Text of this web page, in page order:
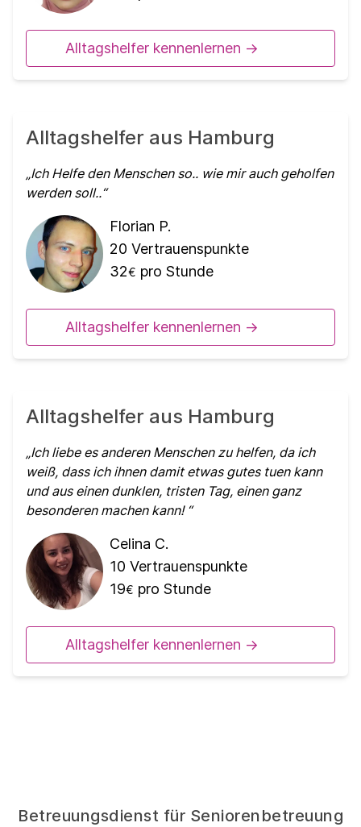
Alltagshelfer kennenlernen ->
Alltagshelfer aus Hamburg
Ich Helfe den Menschen so.. wie mir auch geholfen
werden soll..
Florian P.
20 Vertrauenspunkte
32€ pro Stunde
Alltagshelfer kennenlernen ->
Alltagshelfer aus Hamburg
Ich liebe es anderen Menschen zu helfen, da ich
weiß, dass ich ihnen damit etwas gutes tuen kann
und aus einen dunklen, tristen Tag, einen ganz
besonderen machen kann!
Celina C.
10 Vertrauenspunkte
19€ pro Stunde
Alltagshelfer kennenlernen ->
Betreuungsdienst für Seniorenbetreuung